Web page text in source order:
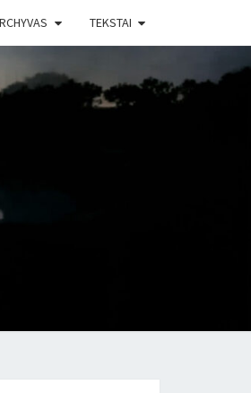
TEKSTAI